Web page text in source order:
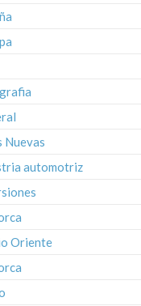
Nuevas
automotriz
Oriente